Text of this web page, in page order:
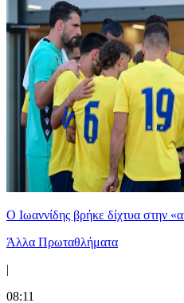
Ο Ιωαννίδης βρήκε δίχτυα στην
Άλλα Πρωταθλήματα
|
08:11